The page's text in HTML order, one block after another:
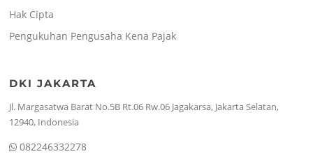
Hak Cipta
Pengukuhan Pengusaha Kena Pajak
DKI JAKARTA
Jl. Margasatwa Barat No.5B Rt.06 Rw.06 Jagakarsa, Jakarta Selatan,
12940, Indonesia
082246332278